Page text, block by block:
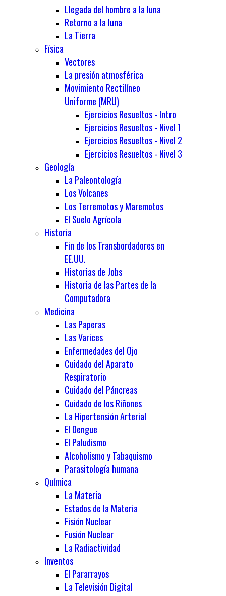
Llegada del hombre a la luna
Retorno a la luna
La Tierra
Física
Vectores
La presión atmosférica
Movimiento Rectilíneo
Uniforme (MRU)
Ejercicios Resueltos - Intro
Ejercicios Resueltos - Nivel 1
Ejercicios Resueltos - Nivel 2
Ejercicios Resueltos - Nivel 3
Geología
La Paleontología
Los Volcanes
Los Terremotos y Maremotos
El Suelo Agrícola
Historia
Fin de los Transbordadores en
EE.UU.
Historias de Jobs
Historia de las Partes de la
Computadora
Medicina
Las Paperas
Las Varices
Enfermedades del Ojo
Cuidado del Aparato
Respiratorio
Cuidado del Páncreas
Cuidado de los Riñones
La Hipertensión Arterial
El Dengue
El Paludismo
Alcoholismo y Tabaquismo
Parasitología humana
Química
La Materia
Estados de la Materia
Fisión Nuclear
Fusión Nuclear
La Radiactividad
Inventos
El Pararrayos
La Televisión Digital